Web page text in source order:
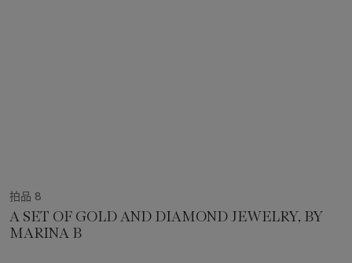
拍品 8
A SET OF GOLD AND DIAMOND JEWELRY, BY
MARINA B